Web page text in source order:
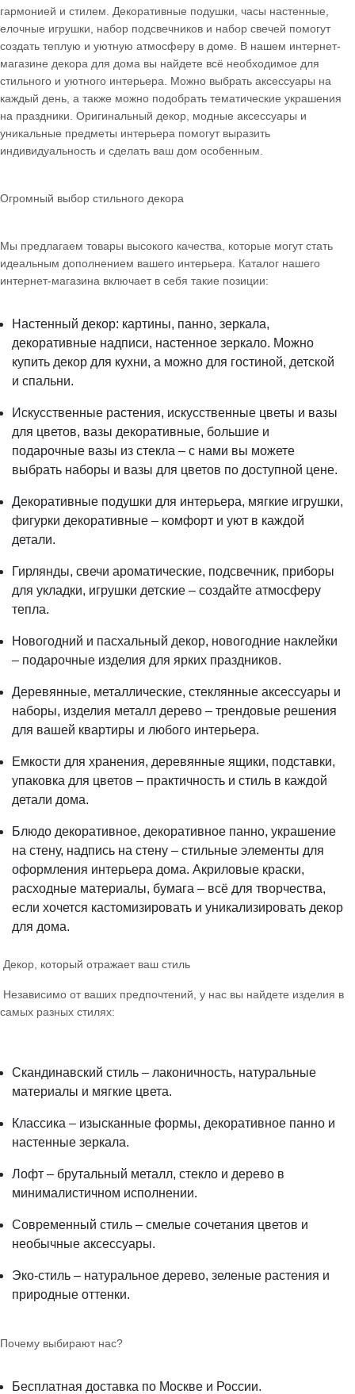
гармонией и стилем. Декоративные подушки, часы настенные,
елочные игрушки, набор подсвечников и набор свечей помогут
создать теплую и уютную атмосферу в доме. В нашем интернет-
магазине декора для дома вы найдете всё необходимое для
стильного и уютного интерьера. Можно выбрать аксессуары на
каждый день, а также можно подобрать тематические украшения
на праздники. Оригинальный декор, модные аксессуары и
уникальные предметы интерьера помогут выразить
индивидуальность и сделать ваш дом особенным.
Огромный выбор стильного декора
Мы предлагаем товары высокого качества, которые могут стать
идеальным дополнением вашего интерьера. Каталог нашего
интернет-магазина включает в себя такие позиции:
Настенный декор: картины, панно, зеркала,
декоративные надписи, настенное зеркало. Можно
купить декор для кухни, а можно для гостиной, детской
и спальни.
Искусственные растения, искусственные цветы и вазы
для цветов, вазы декоративные, большие и
подарочные вазы из стекла – с нами вы можете
выбрать наборы и вазы для цветов по доступной цене.
Декоративные подушки для интерьера, мягкие игрушки,
фигурки декоративные – комфорт и уют в каждой
детали.
Гирлянды, свечи ароматические, подсвечник, приборы
для укладки, игрушки детские – создайте атмосферу
тепла.
Новогодний и пасхальный декор, новогодние наклейки
– подарочные изделия для ярких праздников.
Деревянные, металлические, стеклянные аксессуары и
наборы, изделия металл дерево – трендовые решения
для вашей квартиры и любого интерьера.
Емкости для хранения, деревянные ящики, подставки,
упаковка для цветов – практичность и стиль в каждой
детали дома.
Блюдо декоративное, декоративное панно, украшение
на стену, надпись на стену – стильные элементы для
оформления интерьера дома. Акриловые краски,
расходные материалы, бумага – всё для творчества,
если хочется кастомизировать и уникализировать декор
для дома.
Декор, который отражает ваш стиль
Независимо от ваших предпочтений, у нас вы найдете изделия в
самых разных стилях:
Скандинавский стиль – лаконичность, натуральные
материалы и мягкие цвета.
Классика – изысканные формы, декоративное панно и
настенные зеркала.
Лофт – брутальный металл, стекло и дерево в
минималистичном исполнении.
Современный стиль – смелые сочетания цветов и
необычные аксессуары.
Эко-стиль – натуральное дерево, зеленые растения и
природные оттенки.
Почему выбирают нас?
Бесплатная доставка по Москве и России.